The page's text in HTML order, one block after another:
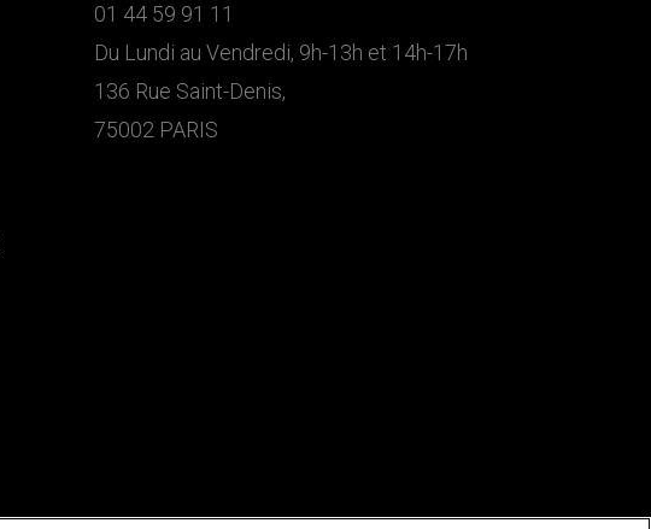
01 44 59 91 11
Du Lundi au Vendredi, 9h-13h et 14h-17h
136 Rue Saint-Denis,
75002 PARIS